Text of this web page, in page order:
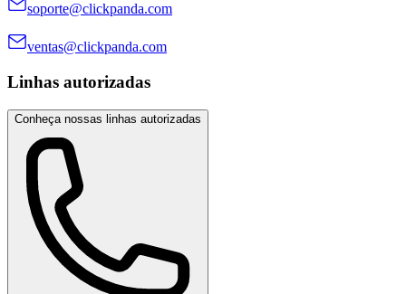
soporte@clickpanda.com
ventas@clickpanda.com
Linhas autorizadas
Conheça nossas linhas autorizadas